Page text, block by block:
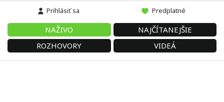
Prihlásiť sa Predplatné
NAŽIVO
NAJČÍTANEJŠIE
ROZHOVORY
VIDEÁ